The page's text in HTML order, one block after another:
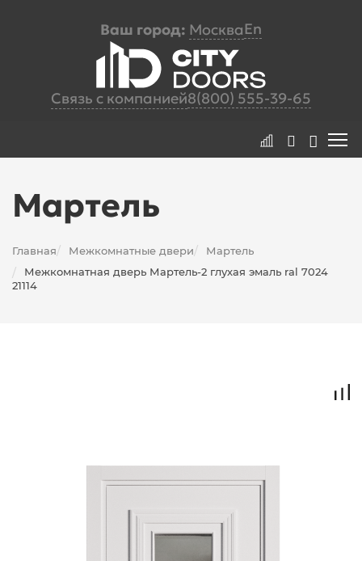
Ваш город: МоскваEn
Связь с компанией8(800) 555-39-65
Мартель
Главная/ Межкомнатные двери/ Мартель
/
Межкомнатная дверь Мартель-2 глухая эмаль ral 7024
21114